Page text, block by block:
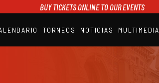
BUY TICKETS ONLINE TO OUR EVENTS
TORNEOS NOTICIAS MULTIMEDIA